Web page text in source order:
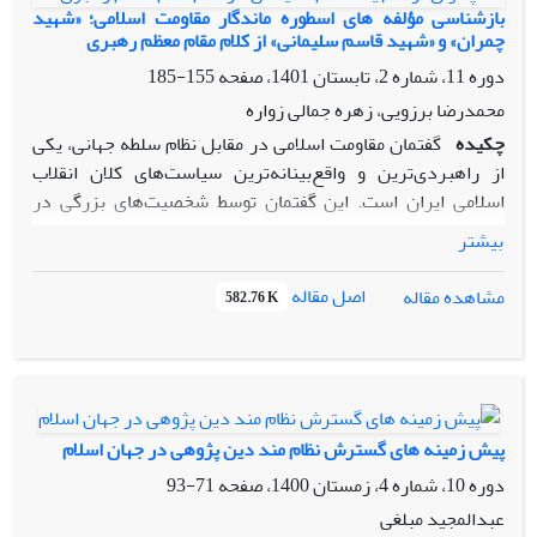
تهدیدات دشمنان در خصوص جنگ نرم و تشویق بندگان به مبارزه
و مواجهه با این‌گونه تهدیدات است؛ (یافته‌ها) لذا از کنش‌های
ترغیبی و اظهاری به صورت مستقیم و غیر مستقیم استفاده می‌کند
تا از این طریق، تأثیر عمیق‌تری بر جان و دل مخاطب ببخشد.
(نتیجه)
بازشناسی مؤلفه های اسطوره ماندگار مقاومت اسلامی؛ «شهید
چمران» و «شهید قاسم سلیمانی» از کلام مقام معظم رهبری
دوره 11، شماره 2، تابستان 1401، صفحه
155-185
محمدرضا برزویی، زهره جمالی زواره
چکیده گفتمان مقاومت اسلامی در مقابل نظام سلطه جهانی، یکی
از راهبردی‌ترین و واقع‌بینانه‌ترین سیاست‌های کلان انقلاب
اسلامی ایران است. این گفتمان توسط شخصیت‌های بزرگی در
سال‌های اخیرعملیاتی شده است. «شهید چمران» و «شهید
سلیمانی» از چهره‌های بین‌المللی این گفتمان و چه بسا اسطوره‌های
ماندگار این جبهه شناخته می‌شوند. پژوهش حاضر به این مسئله
پاسخ می‌دهد: بر اساس مولفه های مقاومت اسلامی در منظومه
ماندگاری بوده‌اند؟(مسئله) در جهت بررسی این مسئله از روش
کیفی تحلیل مضمون جهت احصاء شاخصه‌ها و از روش کدگذاری
کیفی، توصیفی و تفسیری جهت ارائه مولفه‌ها استفاده شده است.
(روش) برای پاسخ به مسئله بیان شده، ابتدا با مراجعه به بیانات
رهبر معظم انقلاب شاخصه‌های مقاومت اسلامی و ویژگی‌های شهید
بیشتر
مشاهده مقاله
اصل مقاله 582.76 K
پیش زمینه های گسترش نظام مند دین پژوهی در جهان اسلام
دوره 10، شماره 4، زمستان 1400، صفحه
71-93
عبدالمجید مبلغی